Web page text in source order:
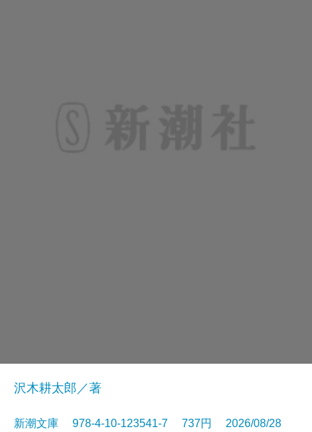
沢木耕太郎／著
新潮文庫 978-4-10-123541-7 737円 2026/08/28